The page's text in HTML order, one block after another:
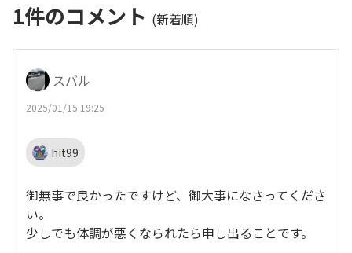
1件のコメント (新着順)
スバル
2025/01/15 19:25
hit99
御無事で良かったですけど、御大事になさってくださ
い。
少しでも体調が悪くなられたら申し出ることです。